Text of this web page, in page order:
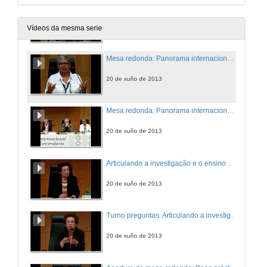
Vídeos da mesma serie
Mesa redonda: Panorama internacional da docencia universitaria. Intervención de Joan Rué
20 de xuño de 2013
Mesa redonda: Panorama internacional de la docencia universitaria. Turno de preguntas
20 de xuño de 2013
20 de xuño de 2013
Turno preguntas. Articulando a investigação e o ensino na docência
20 de xuño de 2013